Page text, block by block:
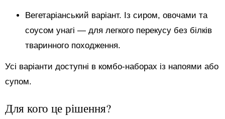
Вегетаріанський варіант. Із сиром, овочами та
соусом унагі — для легкого перекусу без білків
тваринного походження.
Усі варіанти доступні в комбо-наборах із напоями або
супом.
Для кого це рішення?